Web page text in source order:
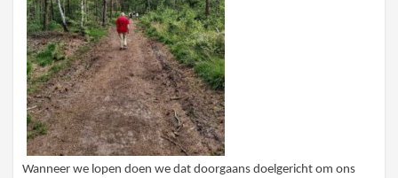
Wanneer we lopen doen we dat doorgaans doelgericht om ons